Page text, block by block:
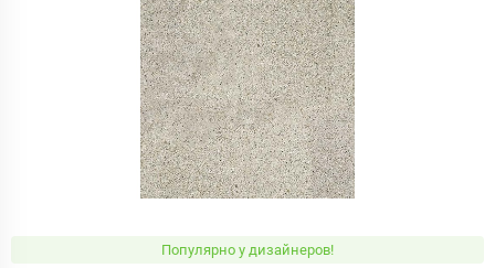
Популярно у дизайнеров!